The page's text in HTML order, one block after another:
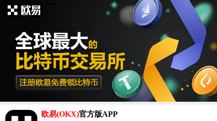
欧易(OKX)官方版APP